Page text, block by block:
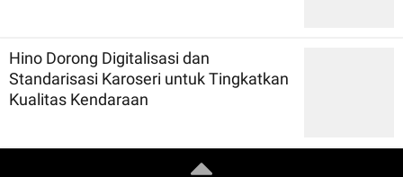
Hino Dorong Digitalisasi dan
Standarisasi Karoseri untuk Tingkatkan
Kualitas Kendaraan